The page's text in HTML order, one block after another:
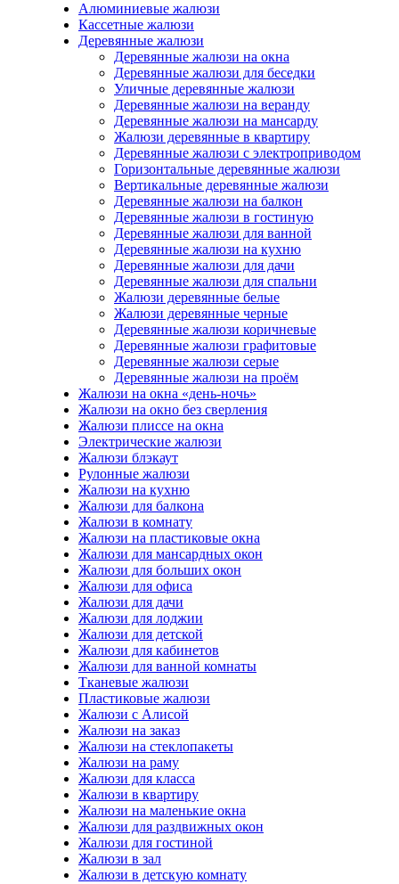
Алюминиевые жалюзи
Кассетные жалюзи
Деревянные жалюзи
Деревянные жалюзи на окна
Деревянные жалюзи для беседки
Уличные деревянные жалюзи
Деревянные жалюзи на веранду
Деревянные жалюзи на мансарду
Жалюзи деревянные в квартиру
Деревянные жалюзи с электроприводом
Горизонтальные деревянные жалюзи
Вертикальные деревянные жалюзи
Деревянные жалюзи на балкон
Деревянные жалюзи в гостиную
Деревянные жалюзи для ванной
Деревянные жалюзи на кухню
Деревянные жалюзи для дачи
Деревянные жалюзи для спальни
Жалюзи деревянные белые
Жалюзи деревянные черные
Деревянные жалюзи коричневые
Деревянные жалюзи графитовые
Деревянные жалюзи серые
Деревянные жалюзи на проём
Жалюзи на окна «день-ночь»
Жалюзи на окно без сверления
Жалюзи плиссе на окна
Электрические жалюзи
Жалюзи блэкаут
Рулонные жалюзи
Жалюзи на кухню
Жалюзи для балкона
Жалюзи в комнату
Жалюзи на пластиковые окна
Жалюзи для мансардных окон
Жалюзи для больших окон
Жалюзи для офиса
Жалюзи для дачи
Жалюзи для лоджии
Жалюзи для детской
Жалюзи для кабинетов
Жалюзи для ванной комнаты
Тканевые жалюзи
Пластиковые жалюзи
Жалюзи с Алисой
Жалюзи на заказ
Жалюзи на стеклопакеты
Жалюзи на раму
Жалюзи для класса
Жалюзи в квартиру
Жалюзи на маленькие окна
Жалюзи для раздвижных окон
Жалюзи для гостиной
Жалюзи в зал
Жалюзи в детскую комнату